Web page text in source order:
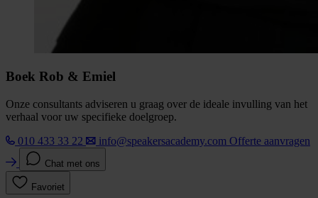
Boek Rob & Emiel
Onze consultants adviseren u graag over de ideale invulling van het
verhaal voor uw specifieke doelgroep.
010 433 33 22
info@speakersacademy.com Offerte aanvragen
Chat met ons
Favoriet